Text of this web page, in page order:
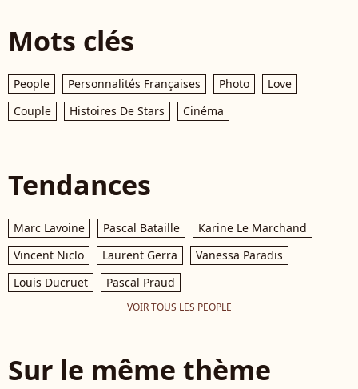
Mots clés
People Personnalités Françaises Photo
Love
Couple
Histoires De Stars Cinéma
Tendances
Marc Lavoine Pascal Bataille
Karine Le Marchand
Vincent Niclo
Laurent Gerra
Vanessa Paradis
Louis Ducruet
Pascal Praud
VOIR TOUS LES PEOPLE
Sur le même thème